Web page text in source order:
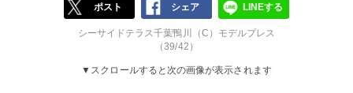
ポスト シェア LINEする
シーサイドテラス千葉鴨川（C）モデルプレス
（39/42）
▼スクロールすると次の画像が表示されます